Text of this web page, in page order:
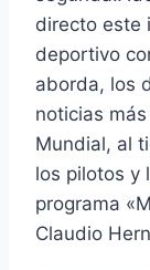
directo este
deportivo
aborda, los
noticias
Mundial, al
los pilotos y
programa
Claudio